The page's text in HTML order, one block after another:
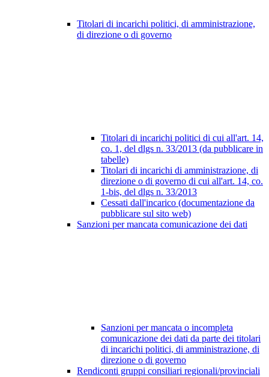
Titolari di incarichi politici, di amministrazione,
di direzione o di governo
Titolari di incarichi politici di cui all'art. 14,
co. 1, del dlgs n. 33/2013 (da pubblicare in
tabelle)
Titolari di incarichi di amministrazione, di
direzione o di governo di cui all'art. 14, co.
1-bis, del dlgs n. 33/2013
Cessati dall'incarico (documentazione da
pubblicare sul sito web)
Sanzioni per mancata comunicazione dei dati
Sanzioni per mancata o incompleta
comunicazione dei dati da parte dei titolari
di incarichi politici, di amministrazione, di
direzione o di governo
Rendiconti gruppi consiliari regionali/provinciali